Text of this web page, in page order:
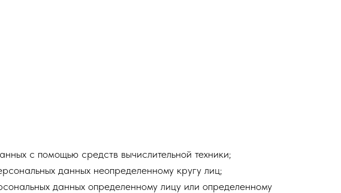
с помощью средств вычислительной техники;
данных неопределенному кругу лиц;
данных определенному лицу или определенному